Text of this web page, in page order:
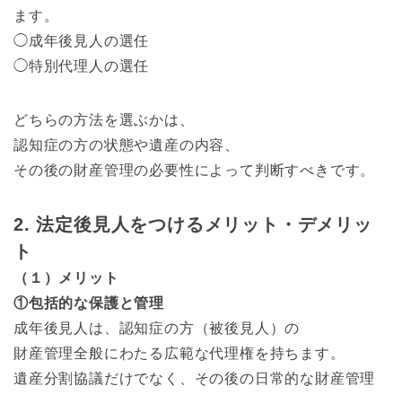
ます。
◯成年後見人の選任
◯特別代理人の選任
どちらの方法を選ぶかは、
認知症の方の状態や遺産の内容、
その後の財産管理の必要性によって判断すべきです。
2. 法定後見人をつけるメリット・デメリッ
ト
（１）メリット
①包括的な保護と管理
成年後見人は、認知症の方（被後見人）の
財産管理全般にわたる広範な代理権を持ちます。
遺産分割協議だけでなく、その後の日常的な財産管理